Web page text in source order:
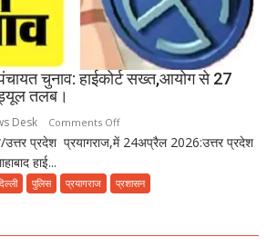
चुनाव: हाईकोर्ट सख्त,आयोग से 27
तलब।
Desk Comments Offon
Prayagraj
UP
उत्तर प्रदेश प्रयागराज,में 24अप्रैल 2026:उत्तर प्रदेश
हाई...
पुलिस प्रयागराज प्रशासन